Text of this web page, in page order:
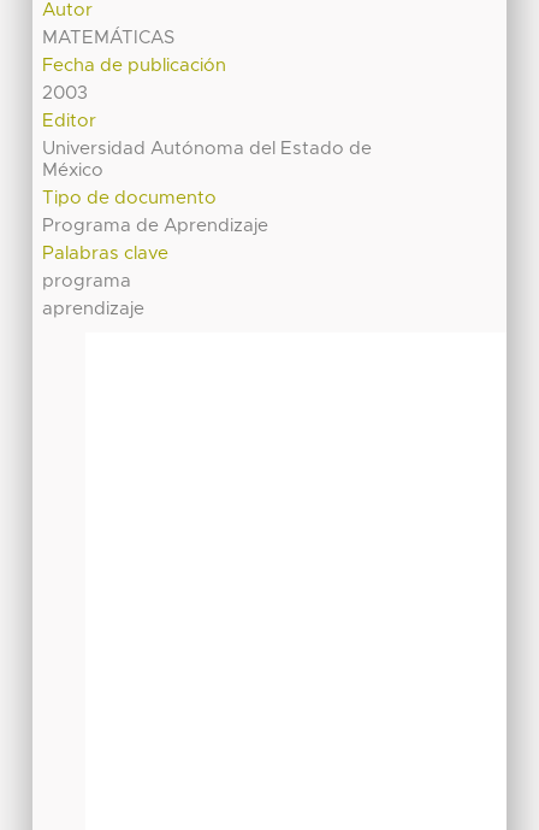
Autor
MATEMÁTICAS
Fecha de publicación
2003
Editor
Universidad Autónoma del Estado de
México
Tipo de documento
Programa de Aprendizaje
Palabras clave
programa
aprendizaje